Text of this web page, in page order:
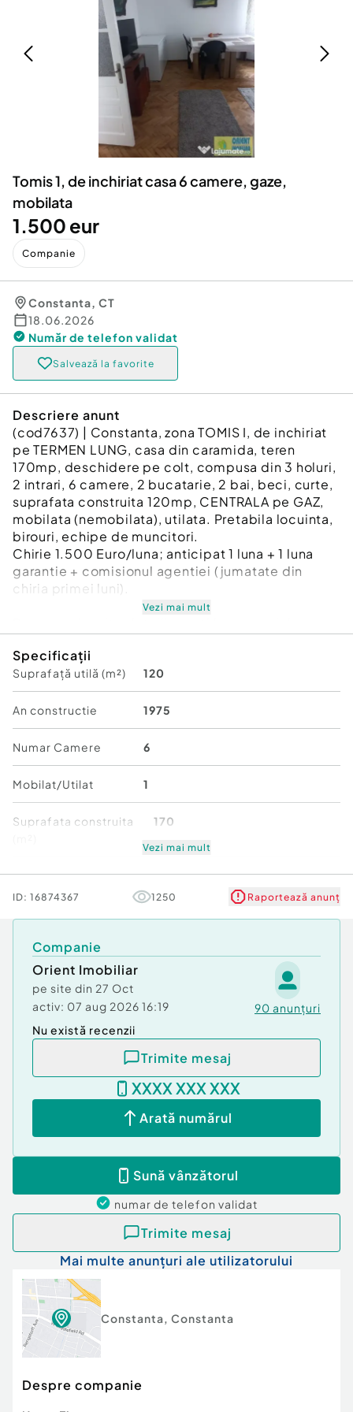
Animale de companie
Afaceri și echipamente profesionale
Inchiriere Bunuri si Vehicule
Utilaje agricole si industriale
Piese auto si accesorii
Dacia Duster
Tomis 1, de inchiriat casa 6 camere, gaze,
mobilata
1.500 eur
Companie
Constanta, CT
18.06.2026
Număr de telefon validat
Salvează la favorite
Descriere anunt
(cod7637) | Constanta, zona TOMIS I, de inchiriat
pe TERMEN LUNG, casa din caramida, teren
170mp, deschidere pe colt, compusa din 3 holuri,
2 intrari, 6 camere, 2 bucatarie, 2 bai, beci, curte,
suprafata construita 120mp, CENTRALA pe GAZ,
mobilata (nemobilata), utilata. Pretabila locuinta,
birouri, echipe de muncitori.
Chirie 1.500 Euro/luna; anticipat 1 luna + 1 luna
garantie + comisionul agentiei (jumatate din
chiria primei luni).
Anunt publicat de agentia ORIENT IMOBILIAR.
Număr niveluri imobil:1
Număr Băi:2
Curent
Apă
Canalizare
Gaz
Vezi mai mult
Specificații
Suprafață utilă (m²) 120
An constructie 1975
Numar Camere 6
Mobilat/Utilat 1
Suprafata construita
170
Număr niveluri imobil 1
Vezi mai mult
ID: 16874367 1250 Raportează anunț
Companie
Orient Imobiliar
pe site din 27 Oct
activ: 07 aug 2026 16:19 90 anunțuri
Nu există recenzii
Trimite mesaj
XXXX XXX XXX
Arată numărul
Sună vânzătorul
numar de telefon validat
Trimite mesaj
Mai multe anunțuri ale utilizatorului
Constanta, Constanta
Despre companie